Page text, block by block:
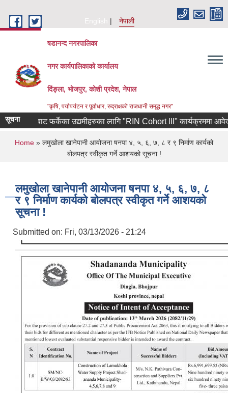
English
नेपाली
षडानन्द नगरपालिका
नगर कार्यपालिकाको कार्यालय
दिंङ्ला, भोजपुर, कोशी प्रदेश, नेपाल
"कृषि, पर्यापर्यटन र पूर्वाधार, रुद्राक्षको राजधानी समृद्ध नगर"
सूचना
कोरियाबाट फर्केका उद्यमीहरुका लागि "RIN Cohort lll" कार्यक्रममा आवेदन
You are here
Home » लमुखोला खानेपानी आयोजना षनपा ४, ५, ६, ७, ८ र ९ निर्माण कार्यको
बोलपत्र स्वीकृत गर्ने आशयको सूचना !
लमुखोला खानेपानी आयोजना षनपा ४, ५, ६, ७, ८
र ९ निर्माण कार्यको बोलपत्र स्वीकृत गर्ने आशयको
सूचना !
Submitted on: Fri, 03/13/2026 - 21:24